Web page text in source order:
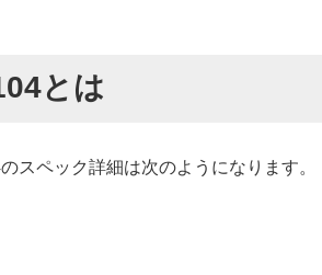
とは
スペック詳細は次のようになります。